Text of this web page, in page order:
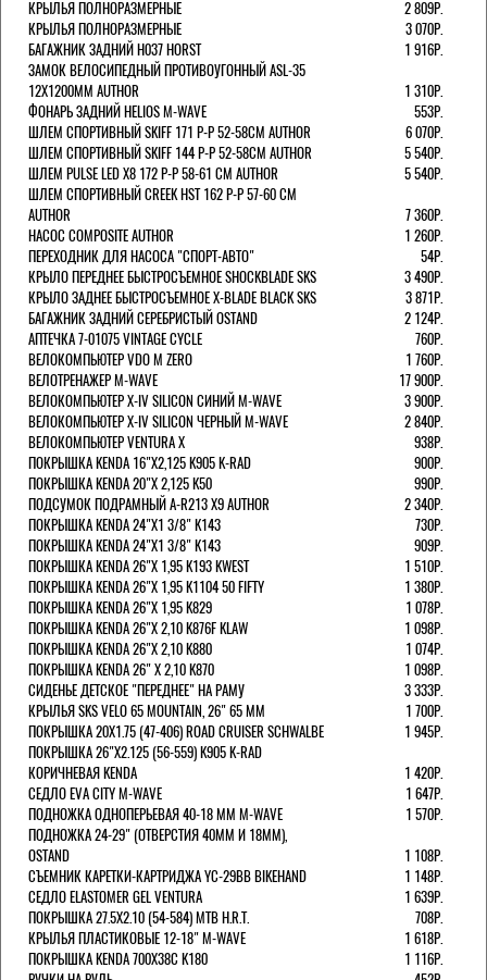
КРЫЛЬЯ ПОЛНОРАЗМЕРНЫЕ
2 809Р.
КРЫЛЬЯ ПОЛНОРАЗМЕРНЫЕ
3 070Р.
БАГАЖНИК ЗАДНИЙ H037 HORST
1 916Р.
ЗАМОК ВЕЛОСИПЕДНЫЙ ПРОТИВОУГОННЫЙ ASL-35
12Х1200ММ AUTHOR
1 310Р.
ФОНАРЬ ЗАДНИЙ HELIOS M-WAVE
553Р.
ШЛЕМ СПОРТИВНЫЙ SKIFF 171 Р-Р 52-58СМ AUTHOR
6 070Р.
ШЛЕМ СПОРТИВНЫЙ SKIFF 144 Р-Р 52-58СМ AUTHOR
5 540Р.
ШЛЕМ PULSE LED X8 172 Р-Р 58-61 СМ AUTHOR
5 540Р.
ШЛЕМ СПОРТИВНЫЙ CREEK HST 162 Р-Р 57-60 СМ
AUTHOR
7 360Р.
НАСОС COMPOSITE AUTHOR
1 260Р.
ПЕРЕХОДНИК ДЛЯ НАСОСА "СПОРТ-АВТО"
54Р.
КРЫЛО ПЕРЕДНЕЕ БЫСТРОСЪЕМНОЕ SHOCKBLADE SKS
3 490Р.
КРЫЛО ЗАДНЕЕ БЫСТРОСЪЕМНОЕ X-BLADE BLACK SKS
3 871Р.
БАГАЖНИК ЗАДНИЙ СЕРЕБРИСТЫЙ OSTAND
2 124Р.
АПТЕЧКА 7-01075 VINTAGE CYCLE
760Р.
ВЕЛОКОМПЬЮТЕР VDO M ZERO
1 760Р.
ВЕЛОТРЕНАЖЕР M-WAVE
17 900Р.
ВЕЛОКОМПЬЮТЕР X-IV SILICON СИНИЙ M-WAVE
3 900Р.
ВЕЛОКОМПЬЮТЕР X-IV SILICON ЧЕРНЫЙ M-WAVE
2 840Р.
ВЕЛОКОМПЬЮТЕР VENTURA Х
938Р.
ПОКРЫШКА KENDA 16"Х2,125 K905 K-RAD
900Р.
ПОКРЫШКА KENDA 20"Х 2,125 K50
990Р.
ПОДСУМОК ПОДРАМНЫЙ A-R213 X9 AUTHOR
2 340Р.
ПОКРЫШКА KENDA 24"Х1 3/8" K143
730Р.
ПОКРЫШКА KENDA 24"Х1 3/8" K143
909Р.
ПОКРЫШКА KENDA 26"Х 1,95 K193 KWEST
1 510Р.
ПОКРЫШКА KENDA 26"Х 1,95 K1104 50 FIFTY
1 380Р.
ПОКРЫШКА KENDA 26"Х 1,95 K829
1 078Р.
ПОКРЫШКА KENDA 26"Х 2,10 K876F KLAW
1 098Р.
ПОКРЫШКА KENDA 26"Х 2,10 K880
1 074Р.
ПОКРЫШКА KENDA 26" Х 2,10 K870
1 098Р.
СИДЕНЬЕ ДЕТСКОЕ "ПЕРЕДНЕЕ" НА РАМУ
3 333Р.
КРЫЛЬЯ SKS VELO 65 MOUNTAIN, 26" 65 ММ
1 700Р.
ПОКРЫШКА 20X1.75 (47-406) ROAD CRUISER SCHWALBE
1 945Р.
ПОКРЫШКА 26"Х2.125 (56-559) K905 K-RAD
КОРИЧНЕВАЯ KENDA
1 420Р.
СЕДЛО EVA CITY M-WAVE
1 647Р.
ПОДНОЖКА ОДНОПЕРЬЕВАЯ 40-18 ММ M-WAVE
1 570Р.
ПОДНОЖКА 24-29" (ОТВЕРСТИЯ 40ММ И 18ММ),
OSTAND
1 108Р.
СЪЕМНИК КАРЕТКИ-КАРТРИДЖА YC-29BB BIKEHAND
1 148Р.
СЕДЛО ELASTOMER GEL VENTURA
1 639Р.
ПОКРЫШКА 27.5X2.10 (54-584) MTB H.R.T.
708Р.
КРЫЛЬЯ ПЛАСТИКОВЫЕ 12-18" M-WAVE
1 618Р.
ПОКРЫШКА KENDA 700Х38С K180
1 116Р.